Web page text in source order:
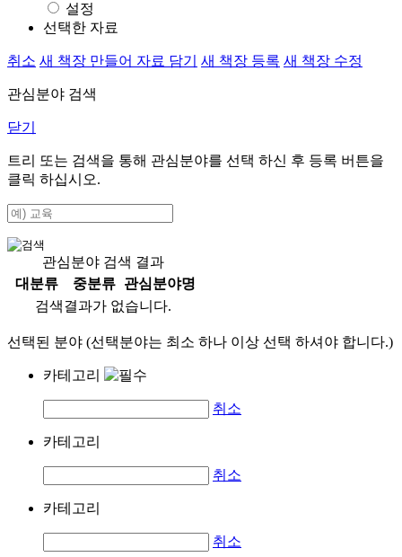
설정
선택한 자료
취소 새 책장 만들어 자료 담기 새 책장 등록 새 책장 수정
관심분야 검색
닫기
트리 또는 검색을 통해 관심분야를 선택 하신 후 등록 버튼을
클릭 하십시오.
관심분야 검색 결과
대분류
중분류
관심분야명
검색결과가 없습니다.
선택된 분야 (선택분야는 최소 하나 이상 선택 하셔야 합니다.)
카테고리
취소
카테고리
취소
카테고리
취소